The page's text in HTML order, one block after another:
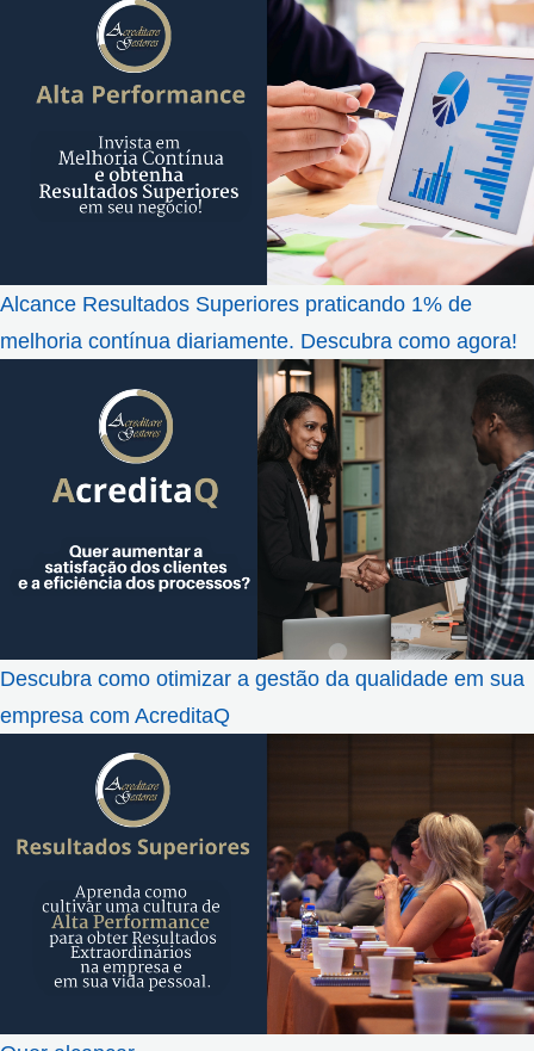
Alcance Resultados Superiores praticando 1% de
melhoria contínua diariamente. Descubra como agora!
Descubra como otimizar a gestão da qualidade em sua
empresa com AcreditaQ